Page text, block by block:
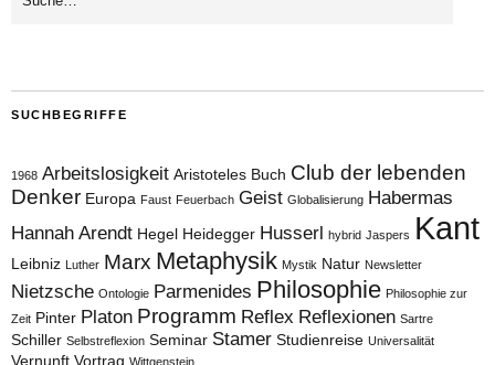
SUCHBEGRIFFE
1968 Arbeitslosigkeit Aristoteles Buch Club der lebenden
Denker Europa Faust Feuerbach Geist Globalisierung Habermas
Hannah Arendt Hegel Heidegger Husserl hybrid Jaspers Kant
Leibniz Luther Marx Metaphysik Mystik Natur Newsletter
Nietzsche Ontologie Parmenides Philosophie Philosophie zur
Zeit Pinter Platon Programm Reflex Reflexionen Sartre
Schiller Selbstreflexion Seminar Stamer Studienreise Universalität
Vernunft Vortrag Wittgenstein